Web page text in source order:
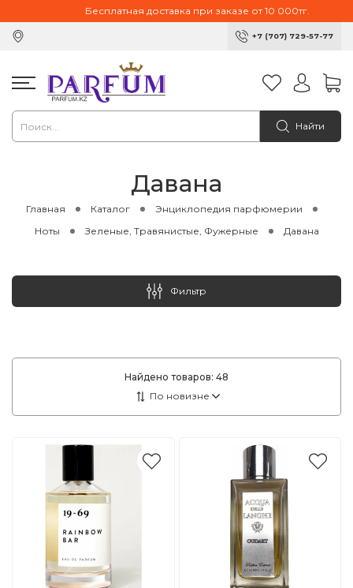
Бесплатная доставка при заказе от 10 000тг.
+7 (707) 729-57-77
Найти
Давана
Главная Каталог
Энциклопедия парфюмерии
Ноты
Зеленые, Травянистые, Фужерные Давана
Найдено товаров: 48
Фильтр